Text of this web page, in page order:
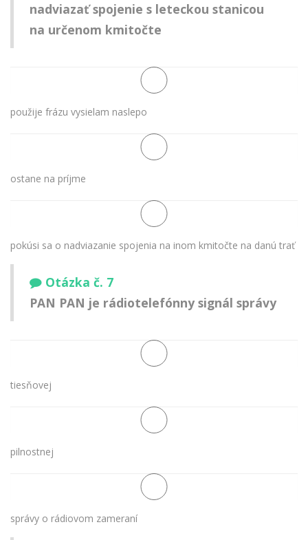
nadviazať spojenie s leteckou stanicou
na určenom kmitočte
použije frázu vysielam naslepo
ostane na príjme
pokúsi sa o nadviazanie spojenia na inom kmitočte na danú trať
Otázka č. 7
PAN PAN je rádiotelefónny signál správy
tiesňovej
pilnostnej
správy o rádiovom zameraní